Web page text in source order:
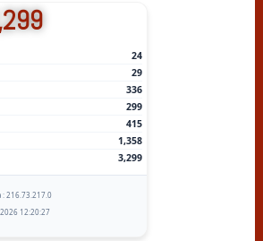
24
29
336
299
415
1,358
3,299
: 216.73.217.0
12:20:27